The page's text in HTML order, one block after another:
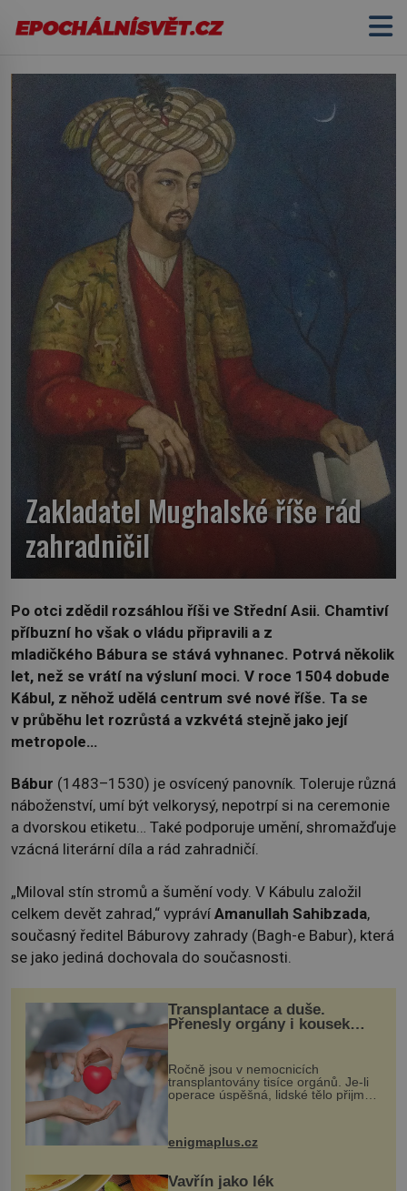
Zakladatel Mughalské říše rád
zahradničil
Po otci zdědil rozsáhlou říši ve Střední Asii. Chamtiví
příbuzní ho však o vládu připravili a z
mladičkého Bábura se stává vyhnanec. Potrvá několik
let, než se vrátí na výsluní moci. V roce 1504 dobude
Kábul, z něhož udělá centrum své nové říše. Ta se
v průběhu let rozrůstá a vzkvétá stejně jako její
metropole…
Bábur (1483–1530) je osvícený panovník. Toleruje různá
náboženství, umí být velkorysý, nepotrpí si na ceremonie
a dvorskou etiketu… Také podporuje umění, shromažďuje
vzácná literární díla a rád zahradničí.
„Miloval stín stromů a šumění vody. V Kábulu založil
celkem devět zahrad,“ vypráví Amanullah Sahibzada,
současný ředitel Báburovy zahrady (Bagh-e Babur), která
se jako jediná dochovala do současnosti.
Transplantace a duše.
Přenesly orgány i kousek
Ročně jsou v nemocnicích
transplantovány tisíce orgánů. Je-li
operace úspěšná, lidské tělo přijme
enigmaplus.cz
Vavřín jako lék